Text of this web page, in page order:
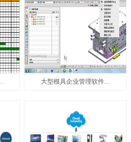
大型模具企业管理软件...